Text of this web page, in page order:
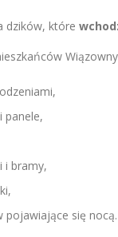
dzików, które
panele,
i bramy,
pojawiające się nocą.